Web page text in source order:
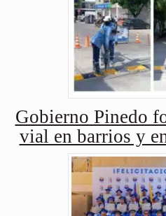
Gobierno Pinedo
vial en barrios y